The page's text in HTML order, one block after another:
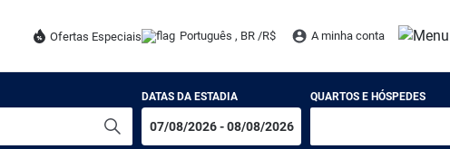
Ofertas Especiais Português , BR /R$ A minha conta
DATAS DA ESTADIA QUARTOS E HÓSPEDES